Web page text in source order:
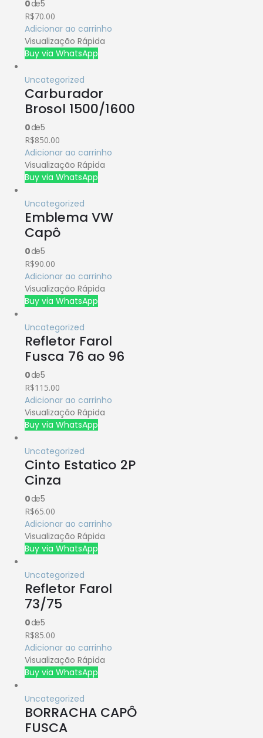
0de 5
R$70.00
Adicionar ao carrinho
Visualização Rápida
Buy via WhatsApp
Uncategorized
Carburador
Brosol 1500/1600
0de 5
R$850.00
Adicionar ao carrinho
Visualização Rápida
Buy via WhatsApp
Uncategorized
Emblema VW
Capô
0de 5
R$90.00
Adicionar ao carrinho
Visualização Rápida
Buy via WhatsApp
Uncategorized
Refletor Farol
Fusca 76 ao 96
0de 5
R$115.00
Adicionar ao carrinho
Visualização Rápida
Buy via WhatsApp
Uncategorized
Cinto Estatico 2P
Cinza
0de 5
R$65.00
Adicionar ao carrinho
Visualização Rápida
Buy via WhatsApp
Uncategorized
Refletor Farol
73/75
0de 5
R$85.00
Adicionar ao carrinho
Visualização Rápida
Buy via WhatsApp
Uncategorized
BORRACHA CAPÔ
FUSCA